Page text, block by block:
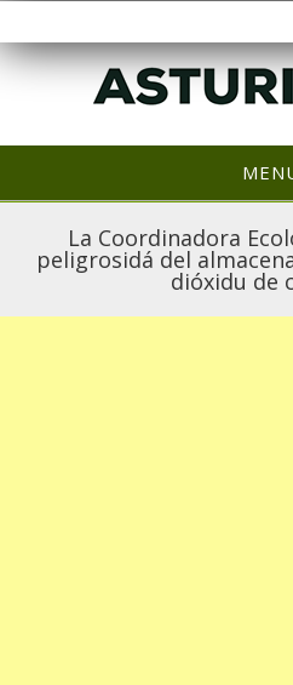
La Coordinadora
peligrosidá del
dióxidu de